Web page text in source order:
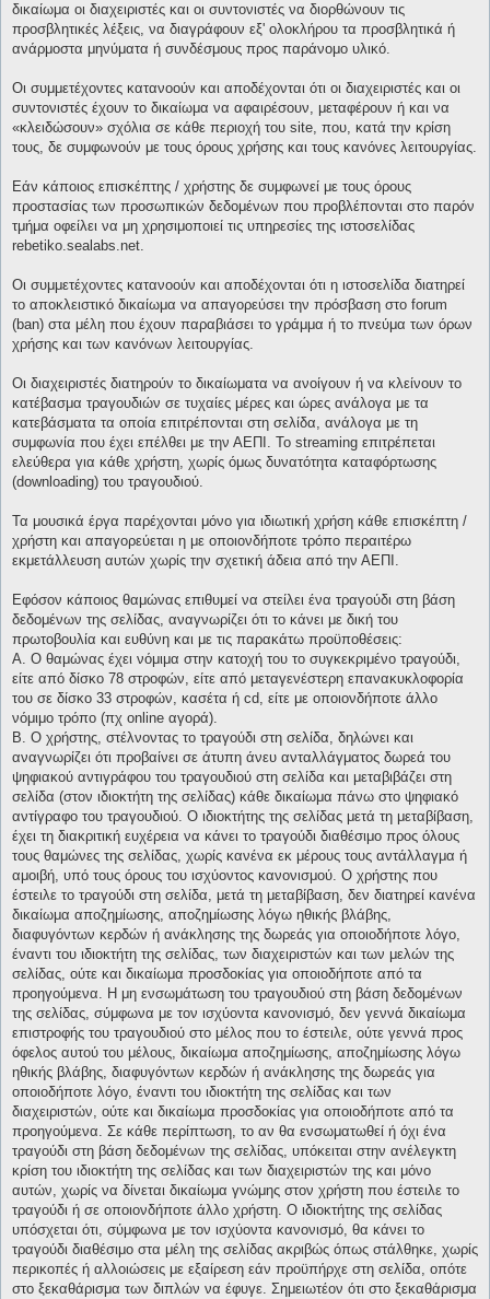
δικαίωμα οι διαχειριστές και οι συντονιστές να διορθώνουν τις
προσβλητικές λέξεις, να διαγράφουν εξ' ολοκλήρου τα προσβλητικά ή
ανάρμοστα μηνύματα ή συνδέσμους προς παράνομο υλικό.
Οι συμμετέχοντες κατανοούν και αποδέχονται ότι οι διαχειριστές και οι
συντονιστές έχουν το δικαίωμα να αφαιρέσουν, μεταφέρουν ή και να
«κλειδώσουν» σχόλια σε κάθε περιοχή του site, που, κατά την κρίση
τους, δε συμφωνούν με τους όρους χρήσης και τους κανόνες λειτουργίας.
Εάν κάποιος επισκέπτης / χρήστης δε συμφωνεί με τους όρους
προστασίας των προσωπικών δεδομένων που προβλέπονται στο παρόν
τμήμα οφείλει να μη χρησιμοποιεί τις υπηρεσίες της ιστοσελίδας
rebetiko.sealabs.net.
Οι συμμετέχοντες κατανοούν και αποδέχονται ότι η ιστοσελίδα διατηρεί
το αποκλειστικό δικαίωμα να απαγορεύσει την πρόσβαση στο forum
(ban) στα μέλη που έχουν παραβιάσει το γράμμα ή το πνεύμα των όρων
χρήσης και των κανόνων λειτουργίας.
Οι διαχειριστές διατηρούν το δικαίωματα να ανοίγουν ή να κλείνουν το
κατέβασμα τραγουδιών σε τυχαίες μέρες και ώρες ανάλογα με τα
κατεβάσματα τα οποία επιτρέπονται στη σελίδα, ανάλογα με τη
συμφωνία που έχει επέλθει με την ΑΕΠΙ. Το streaming επιτρέπεται
ελεύθερα για κάθε χρήστη, χωρίς όμως δυνατότητα καταφόρτωσης
(downloading) του τραγουδιού.
Τα μουσικά έργα παρέχονται μόνο για ιδιωτική χρήση κάθε επισκέπτη /
χρήστη και απαγορεύεται η με οποιονδήποτε τρόπο περαιτέρω
εκμετάλλευση αυτών χωρίς την σχετική άδεια από την ΑΕΠΙ.
Εφόσον κάποιος θαμώνας επιθυμεί να στείλει ένα τραγούδι στη βάση
δεδομένων της σελίδας, αναγνωρίζει ότι το κάνει με δική του
πρωτοβουλία και ευθύνη και με τις παρακάτω προϋποθέσεις:
Α. Ο θαμώνας έχει νόμιμα στην κατοχή του το συγκεκριμένο τραγούδι,
είτε από δίσκο 78 στροφών, είτε από μεταγενέστερη επανακυκλοφορία
του σε δίσκο 33 στροφών, κασέτα ή cd, είτε με οποιονδήποτε άλλο
νόμιμο τρόπο (πχ online αγορά).
Β. Ο χρήστης, στέλνοντας το τραγούδι στη σελίδα, δηλώνει και
αναγνωρίζει ότι προβαίνει σε άτυπη άνευ ανταλλάγματος δωρεά του
ψηφιακού αντιγράφου του τραγουδιού στη σελίδα και μεταβιβάζει στη
σελίδα (στον ιδιοκτήτη της σελίδας) κάθε δικαίωμα πάνω στο ψηφιακό
αντίγραφο του τραγουδιού. Ο ιδιοκτήτης της σελίδας μετά τη μεταβίβαση,
έχει τη διακριτική ευχέρεια να κάνει το τραγούδι διαθέσιμο προς όλους
τους θαμώνες της σελίδας, χωρίς κανένα εκ μέρους τους αντάλλαγμα ή
αμοιβή, υπό τους όρους του ισχύοντος κανονισμού. Ο χρήστης που
έστειλε το τραγούδι στη σελίδα, μετά τη μεταβίβαση, δεν διατηρεί κανένα
δικαίωμα αποζημίωσης, αποζημίωσης λόγω ηθικής βλάβης,
διαφυγόντων κερδών ή ανάκλησης της δωρεάς για οποιοδήποτε λόγο,
έναντι του ιδιοκτήτη της σελίδας, των διαχειριστών και των μελών της
σελίδας, ούτε και δικαίωμα προσδοκίας για οποιοδήποτε από τα
προηγούμενα. Η μη ενσωμάτωση του τραγουδιού στη βάση δεδομένων
της σελίδας, σύμφωνα με τον ισχύοντα κανονισμό, δεν γεννά δικαίωμα
επιστροφής του τραγουδιού στο μέλος που το έστειλε, ούτε γεννά προς
όφελος αυτού του μέλους, δικαίωμα αποζημίωσης, αποζημίωσης λόγω
ηθικής βλάβης, διαφυγόντων κερδών ή ανάκλησης της δωρεάς για
οποιοδήποτε λόγο, έναντι του ιδιοκτήτη της σελίδας και των
διαχειριστών, ούτε και δικαίωμα προσδοκίας για οποιοδήποτε από τα
προηγούμενα. Σε κάθε περίπτωση, το αν θα ενσωματωθεί ή όχι ένα
τραγούδι στη βάση δεδομένων της σελίδας, υπόκειται στην ανέλεγκτη
κρίση του ιδιοκτήτη της σελίδας και των διαχειριστών της και μόνο
αυτών, χωρίς να δίνεται δικαίωμα γνώμης στον χρήστη που έστειλε το
τραγούδι ή σε οποιονδήποτε άλλο χρήστη. Ο ιδιοκτήτης της σελίδας
υπόσχεται ότι, σύμφωνα με τον ισχύοντα κανονισμό, θα κάνει το
τραγούδι διαθέσιμο στα μέλη της σελίδας ακριβώς όπως στάλθηκε, χωρίς
περικοπές ή αλλοιώσεις με εξαίρεση εάν προϋπήρχε στη σελίδα, οπότε
στο ξεκαθάρισμα των διπλών να έφυγε. Σημειωτέον ότι στο ξεκαθάρισμα